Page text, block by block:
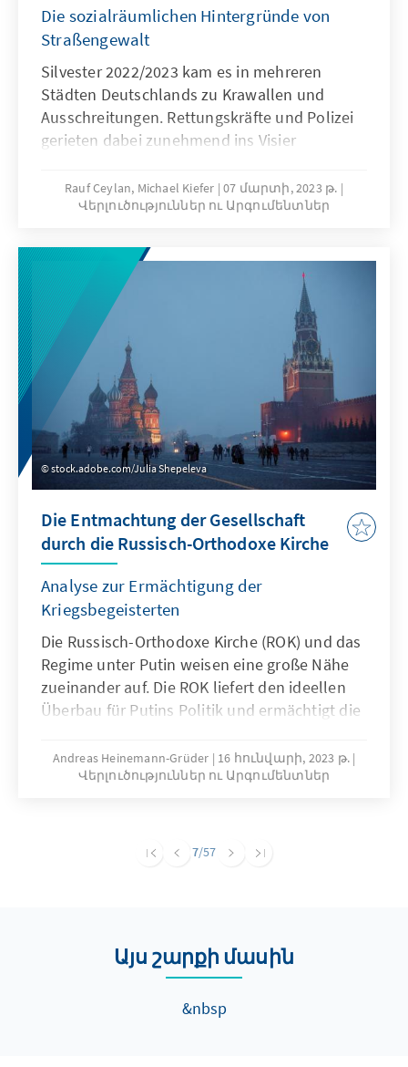
Die sozialräumlichen Hintergründe von
Straßengewalt
Silvester 2022/2023 kam es in mehreren
Städten Deutschlands zu Krawallen und
Ausschreitungen. Rettungskräfte und Polizei
gerieten dabei zunehmend ins Visier
eine erneute Debatte über den
sozialräumlichen Kontext von Straßengewalt
Innenministerin Nancy Faeser öffentlich zu
den Problemen bestimmter Jugendlicher mit
Migrationshintergrund in Deutschland
geäußert hat. Diese Publikation greift die
Frage nach den Ursachen von Gewalt und
nach Konsequenzen auf.
Rauf Ceylan, Michael Kiefer 07 մարտի, 2023 թ.
Վերլուծություններ ու Արգումենտներ
stock.adobe.com/Julia Shepeleva
Die Entmachtung der Gesellschaft
durch die Russisch-Orthodoxe Kirche
Analyse zur Ermächtigung der
Kriegsbegeisterten
Die Russisch-Orthodoxe Kirche (ROK) und das
Regime unter Putin weisen eine große Nähe
zueinander auf. Die ROK liefert den ideellen
Überbau für Putins Politik und ermächtigt die
Gleichzeitig fördert sie Gleichgültigkeit und
Zynismus gegenüber öffentlichen
diese bei den post-sowjetisch sozialisierten
Andreas Heinemann-Grüder
16 հունվարի, 2023 թ.
Վերլուծություններ ու Արգումենտներ
7/57
Այս շարքի մասին
&nbsp